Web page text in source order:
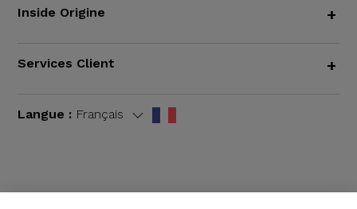
Inside Origine +
Services Client +
Langue : Français